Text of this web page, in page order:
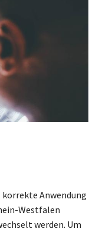
Anwendung
Westfalen
werden. Um